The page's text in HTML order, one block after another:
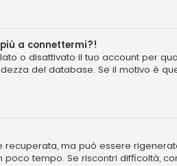
a connettermi?!
o disattivato il tuo account per
del database. Se il motivo è
ma può essere
tempo. Se riscontri difficoltà,